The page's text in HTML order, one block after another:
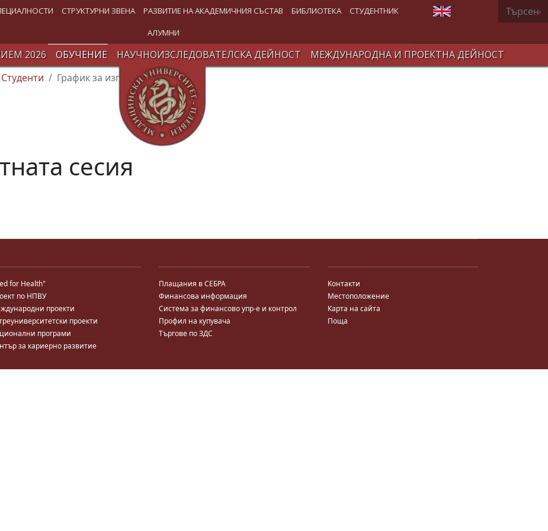
СТРУКТУРНИ ЗВЕНА РАЗВИТИЕ НА АКАДЕМИЧНИЯ СЪСТАВ БИБЛИОТЕКА СТУДЕНТНИК
АЛУМНИ
Изберете език Търсене
2026 ОБУЧЕНИЕ НАУЧНОИЗСЛЕДОВАТЕЛСКА ДЕЙНОСТ
МЕЖДУНАРОДНА И ПРОЕКТНА ДЕЙНОСТ
Студенти График за изпитната сесия
сесия
for Health"
по НПВУ
проекти
проекти
програми
за кариерно развитие
Плащания в СЕБРА
Финансова информация
Система за финансово упр-е и контрол
Профил на купувача
Търгове по ЗДС
Контакти
Местоположение
Карта на сайта
Поща